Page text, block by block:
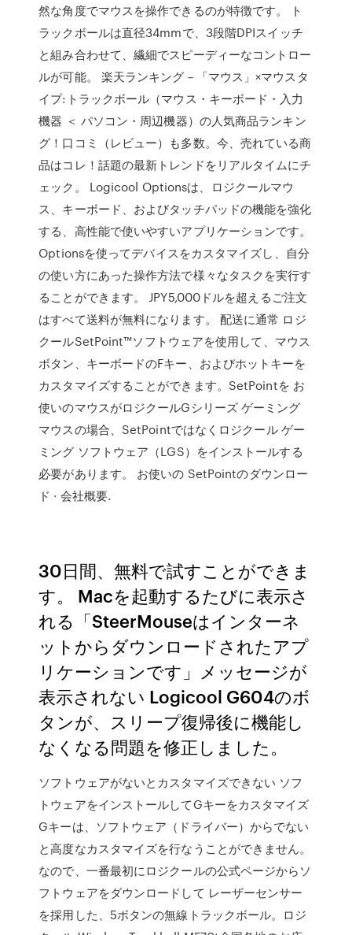
然な角度でマウスを操作できるのが特徴です。 ト
ラックボールは直径34mmで、3段階DPIスイッチ
と組み合わせて、繊細でスピーディーなコントロー
ルが可能。 楽天ランキング－「マウス」×マウスタ
イプ:トラックボール（マウス・キーボード・入力
機器 ＜ パソコン・周辺機器）の人気商品ランキン
グ！口コミ（レビュー）も多数。今、売れている商
品はコレ！話題の最新トレンドをリアルタイムにチ
ェック。 Logicool Optionsは、ロジクールマウ
ス、キーボード、およびタッチパッドの機能を強化
する、高性能で使いやすいアプリケーションです。
Optionsを使ってデバイスをカスタマイズし、自分
の使い方にあった操作方法で様々なタスクを実行す
ることができます。 JPY5,000ドルを超えるご注文
はすべて送料が無料になります。 配送に通常 ロジ
クールSetPoint™ソフトウェアを使用して、マウス
ボタン、キーボードのFキー、およびホットキーを
カスタマイズすることができます。SetPointを お
使いのマウスがロジクールGシリーズ ゲーミング
マウスの場合、SetPointではなくロジクール ゲー
ミング ソフトウェア（LGS）をインストールする
必要があります。 お使いの SetPointのダウンロー
ド · 会社概要.
30日間、無料で試すことができま
す。 Macを起動するたびに表示さ
れる「SteerMouseはインターネ
ットからダウンロードされたアプ
リケーションです」メッセージが
表示されない Logicool G604のボ
タンが、スリープ復帰後に機能し
なくなる問題を修正しました。
ソフトウェアがないとカスタマイズできない ソフ
トウェアをインストールしてGキーをカスタマイズ
Gキーは、ソフトウェア（ドライバー）からでない
と高度なカスタマイズを行なうことができません。
なので、一番最初にロジクールの公式ページからソ
フトウェアをダウンロードして レーザーセンサー
を採用した、5ボタンの無線トラックボール。ロジ